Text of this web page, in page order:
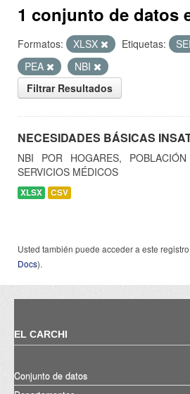
1 conjunto de datos
Formatos: XLSX Etiquetas:
PEA
NBI
Filtrar Resultados
NECESIDADES BÁSICAS
NBI POR HOGARES,
SERVICIOS MÉDICOS
XLSX CSV
Usted también puede acceder a este
Docs).
EL CARCHI
Conjunto de datos